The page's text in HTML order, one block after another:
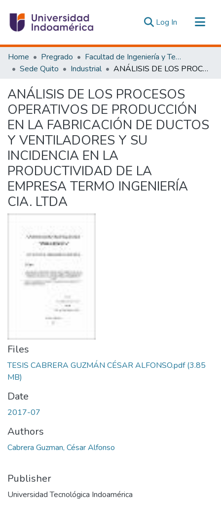
Log In (current)
Communities & Collections
All of DSpace
Statistics
Estadísticas Externas
Home Pregrado
Facultad de Ingeniería y Tecnologías de la Información y la Comunicación
Sede Quito
Industrial ANÁLISIS DE LOS PROCESOS OPERATIVOS DE PRODUCCIÓN EN LA FABRICACIÓN DE DUCTOS Y VENTILADORES Y SU INCIDENCIA EN LA PRODUCTIVIDAD DE LA EMPRESA TERMO INGENIERÍA CIA. LTDA
ANÁLISIS DE LOS PROCESOS
OPERATIVOS DE PRODUCCIÓN
EN LA FABRICACIÓN DE DUCTOS
Y VENTILADORES Y SU
INCIDENCIA EN LA
PRODUCTIVIDAD DE LA
EMPRESA TERMO INGENIERÍA
CIA. LTDA
Files
TESIS CABRERA GUZMÁN CÉSAR ALFONSO.pdf(3.85
MB)
Date
2017-07
Authors
Cabrera Guzman, César Alfonso
Publisher
Universidad Tecnológica Indoamérica